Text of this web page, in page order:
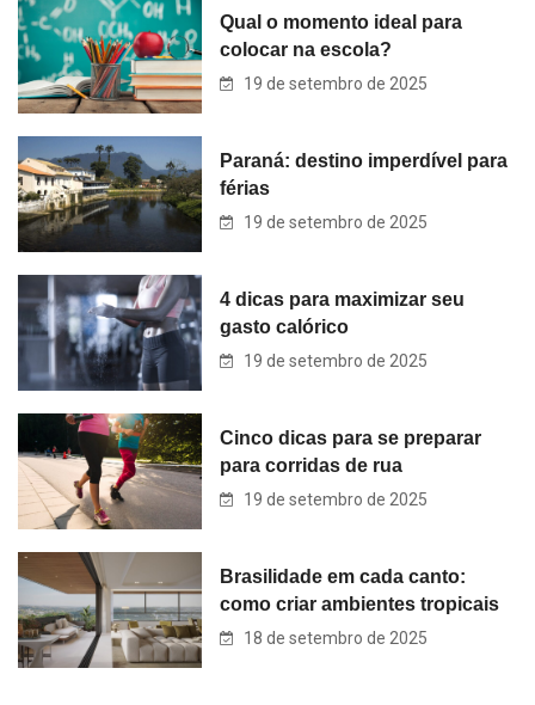
Qual o momento ideal para
colocar na escola?
19 de setembro de 2025
Paraná: destino imperdível para
férias
19 de setembro de 2025
4 dicas para maximizar seu
gasto calórico
19 de setembro de 2025
Cinco dicas para se preparar
para corridas de rua
19 de setembro de 2025
Brasilidade em cada canto:
como criar ambientes tropicais
18 de setembro de 2025